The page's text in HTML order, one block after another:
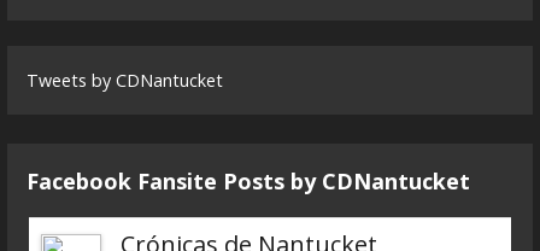
Tweets by CDNantucket
Facebook Fansite Posts by ‎CDNantucket